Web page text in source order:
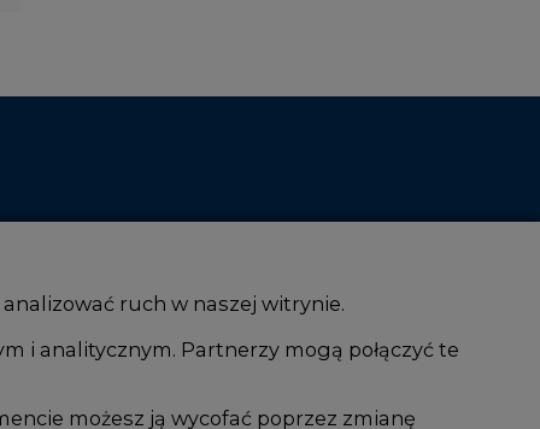
i IT
Fotowoltaika
ruch w naszej witrynie.
i analitycznym. Partnerzy mogą połączyć te
możesz ją wycofać poprzez zmianę